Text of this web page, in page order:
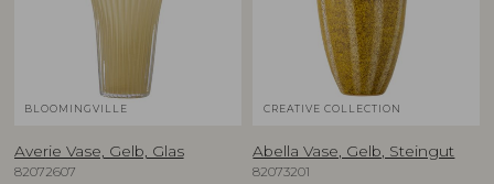
BLOOMINGVILLE
Averie Vase, Gelb, Glas
82072607
CREATIVE COLLECTION
Abella Vase, Gelb, Steingut
82073201